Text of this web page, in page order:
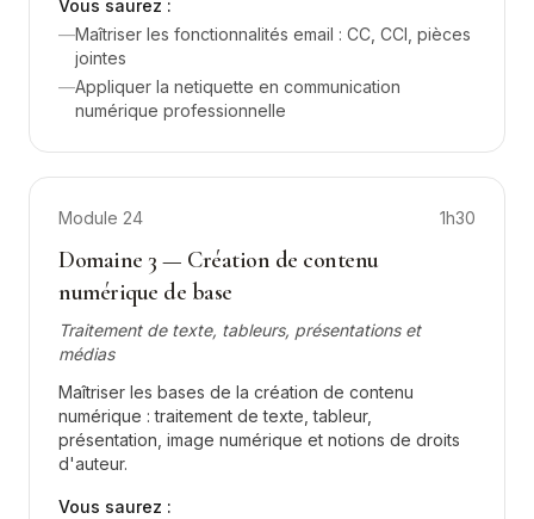
Vous saurez :
—Maîtriser les fonctionnalités email : CC, CCI, pièces
jointes
—Appliquer la netiquette en communication
numérique professionnelle
Module 24 1h30
Domaine 3 — Création de contenu
numérique de base
Traitement de texte, tableurs, présentations et
médias
Maîtriser les bases de la création de contenu
numérique : traitement de texte, tableur,
présentation, image numérique et notions de droits
d'auteur.
Vous saurez :